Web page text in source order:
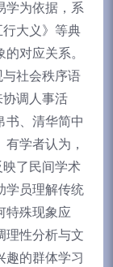
学为依据，系
大义》等典
对应关系。
社会秩序语
调人事活
书、清华简中
学者认为，
了民间学术
学员理解传统
特殊现象应
理性分析与文
趣的群体学习